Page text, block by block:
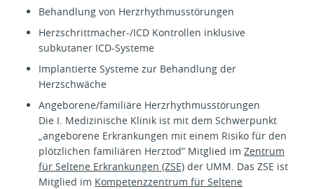
Behandlung von Herzrhythmusstörungen
Herzschrittmacher-/ICD Kontrollen inklusive
subkutaner ICD-Systeme
Implantierte Systeme zur Behandlung der
Herzschwäche
Angeborene/familiäre Herzrhythmusstörungen
Die I. Medizinische Klinik ist mit dem Schwerpunkt
„angeborene Erkrankungen mit einem Risiko für den
plötzlichen familiären Herztod” Mitglied im Zentrum
für Seltene Erkrankungen (ZSE) der UMM. Das ZSE ist
Mitglied im Kompetenzzentrum für Seltene